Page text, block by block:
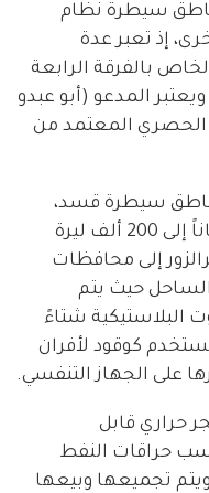
سيطرة نظام
إذ تعبر عدة
بالفرقة الرابعة
المدعو (أبو عبدو
الحصري المعتمد من
سيطرة قسد،
حيث يصل سعر الطون الواحد أحياناً إلى 200 ألف ليرة
إلى محافظات
حيث يتم
البلاستيكية شتاءً
كوقود لأفران
على الجهاز التنفسي.
حراري قابل
حراقات النفط
تجميعها وبيعها